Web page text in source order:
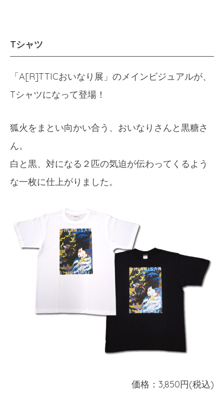
Tシャツ
「A[R]TTICおいなり展」のメインビジュアルが、
Tシャツになって登場！
狐火をまとい向かい合う、おいなりさんと黒糖さ
ん。
白と黒、対になる２匹の気迫が伝わってくるよう
な一枚に仕上がりました。
価格：3,850円(税込)